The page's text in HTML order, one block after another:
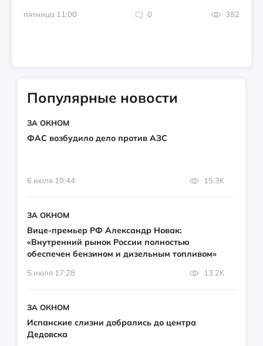
пятница 11:00 0 382
Популярные новости
ЗА ОКНОМ
ФАС возбудило дело против АЗС
6 июля 10:44 15.3K
ЗА ОКНОМ
Вице-премьер РФ Александр Новак:
«Внутренний рынок России полностью
обеспечен бензином и дизельным топливом»
5 июля 17:28 13.2K
ЗА ОКНОМ
Испанские слизни добрались до центра
Дедовска